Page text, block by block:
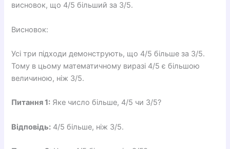
висновок, що 4/5 більший за 3/5.
Висновок:
Усі три підходи демонструють, що 4/5 більше за 3/5.
Тому в цьому математичному виразі 4/5 є більшою
величиною, ніж 3/5.
Питання 1: Яке число більше, 4/5 чи 3/5?
Відповідь: 4/5 більше, ніж 3/5.